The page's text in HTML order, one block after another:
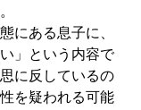
にある息子に、
」という内容で
に反しているの
を疑われる可能